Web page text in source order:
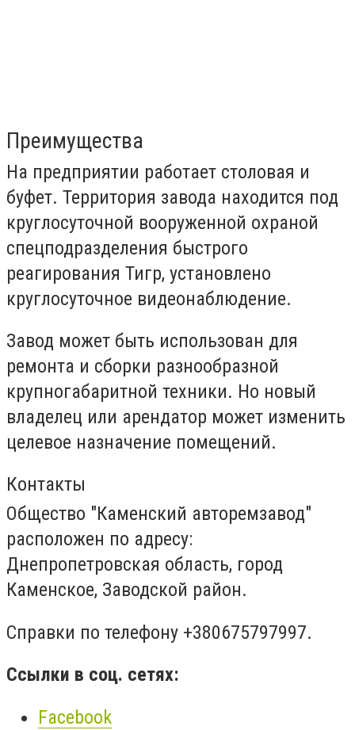
Преимущества
На предприятии работает столовая и
буфет. Территория завода находится под
круглосуточной вооруженной охраной
спецподразделения быстрого
реагирования Тигр, установлено
круглосуточное видеонаблюдение.
Завод может быть использован для
ремонта и сборки разнообразной
крупногабаритной техники. Но новый
владелец или арендатор может изменить
целевое назначение помещений.
Контакты
Общество "Каменский авторемзавод"
расположен по адресу:
Днепропетровская область, город
Каменское, Заводской район.
Справки по телефону +380675797997.
Ссылки в соц. сетях:
Facebook